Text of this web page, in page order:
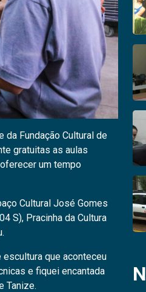
Fundação Cultural de
gratuitas as aulas
um tempo
Cultural José Gomes
S), Pracinha da Cultura
que aconteceu
e fiquei encantada
Tanize.